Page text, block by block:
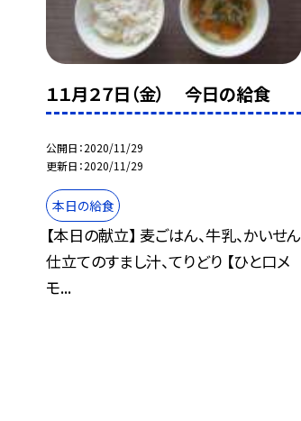
１１月２７日（金） 今日の給食
公開日 2020/11/29
更新日 2020/11/29
本日の給食
【本日の献立】 麦ごはん、牛乳、かいせん
仕立てのすまし汁、てりどり 【ひと口メ
モ...